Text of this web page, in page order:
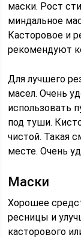
маски. Рост
миндальное
Касторовое и
рекомендуют
Для лучшего
масел. Очень
использовать
под туши.
чистой. Такая
месте. Очень
Маски
Хорошее
ресницы и
касторового